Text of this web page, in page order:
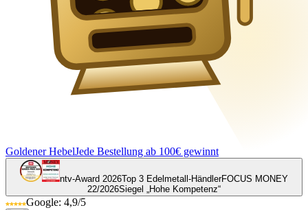
Goldener HebelJede Bestellung ab 100€ gewinnt
ntv-Award 2026Top 3 Edelmetall-HändlerFOCUS MONEY
22/2026Siegel „Hohe Kompetenz“
Google: 4,9/5